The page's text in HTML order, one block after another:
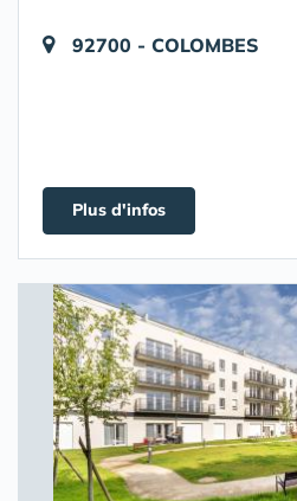
92700 - COLOMBES
Plus d'infos